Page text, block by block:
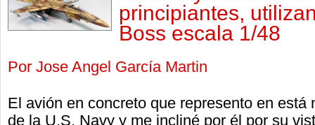
principiantes,
Boss escala 1/48
Por Jose Angel García Martin
El avión en concreto que represento en está
de la U.S. Navy y me incliné por él por su